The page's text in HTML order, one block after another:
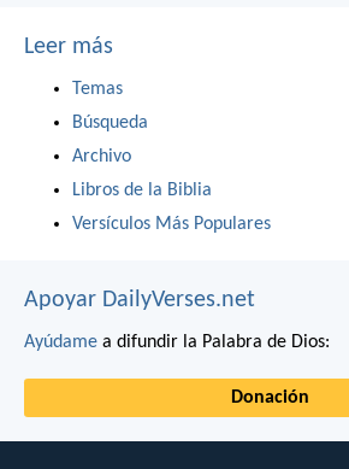
Leer más
Temas
Búsqueda
Archivo
Libros de la Biblia
Versículos Más Populares
Apoyar DailyVerses.net
Ayúdame a difundir la Palabra de Dios:
Donación